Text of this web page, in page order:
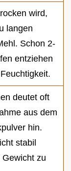
wird,
langen
Schon 2-
entziehen
deutet oft
aus dem
hin.
stabil
zu